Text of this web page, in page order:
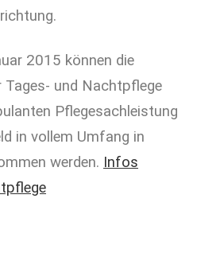
2015 können die
Tages- und Nachtpflege
Pflegesachleistung
in vollem Umfang in
werden. Infos